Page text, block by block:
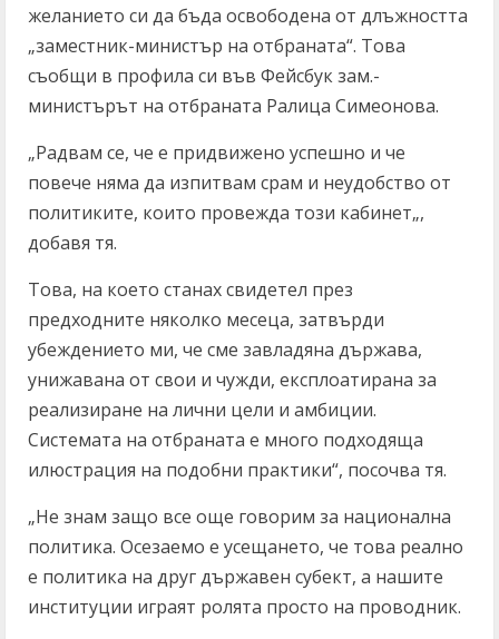
желанието си да бъда освободена от длъжността
„заместник-министър на отбраната“. Това
съобщи в профила си във Фейсбук зам.-
министърът на отбраната Ралица Симеонова.
„Радвам се, че е придвижено успешно и че
повече няма да изпитвам срам и неудобство от
политиките, които провежда този кабинет„,
добавя тя.
Това, на което станах свидетел през
предходните няколко месеца, затвърди
убеждението ми, че сме завладяна държава,
унижавана от свои и чужди, експлоатирана за
реализиране на лични цели и амбиции.
Системата на отбраната е много подходяща
илюстрация на подобни практики“, посочва тя.
„Не знам защо все още говорим за национална
политика. Осезаемо е усещането, че това реално
е политика на друг държавен субект, а нашите
институции играят ролята просто на проводник.